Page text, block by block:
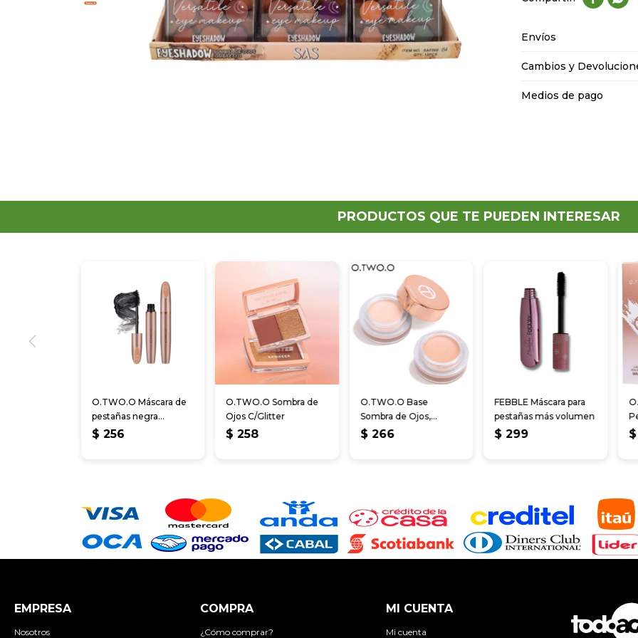
Envíos
Cambios y
Medios de pago
PRODUCTOS QUE TE PUEDEN INTERESAR
O.TWO.O Máscara de
pestañas negra
impermeable de
$ 256
O.TWO.O Sombra de
Ojos C/Glitter
$ 258
O.TWO.O Base
Sombra de Ojos,
Crema Correctora
$ 266
FEBBLE Máscara para
pestañas más volumen
$ 299 $
EMPRESA
Nosotros
COMPRA
¿Cómo comprar?
MI CUENTA
Mi cuenta